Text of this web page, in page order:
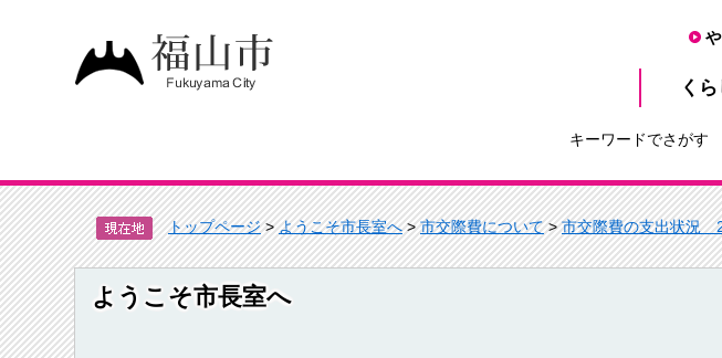
く
キーワードでさがす
トップページ>ようこそ市長室へ>市交際費について>市交際費の支出状況
ようこそ市長室へ